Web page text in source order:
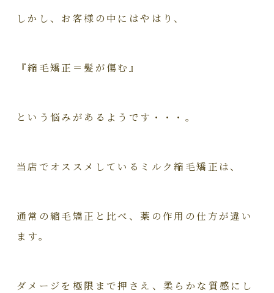
しかし、お客様の中にはやはり、
『縮毛矯正＝髪が傷む』
という悩みがあるようです・・・。
当店でオススメしているミルク縮毛矯正は、
通常の縮毛矯正と比べ、薬の作用の仕方が違い
ます。
ダメージを極限まで押さえ、柔らかな質感にし